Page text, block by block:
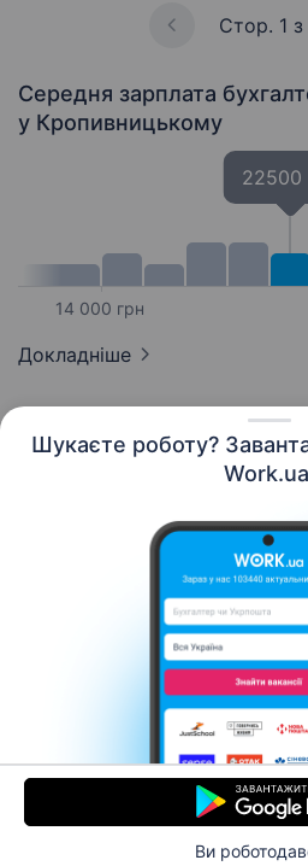
Шукаєте роботу?
Ви
Стор. 1 з
Середня зарплата
у Кропивницькому
14 000 грн
22500
Докладніше
Контакти Про
Допомога